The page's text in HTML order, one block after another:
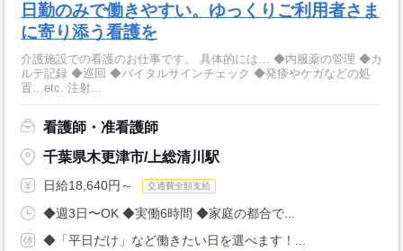
日勤のみで働きやすい。ゆっくりご利用者さま
に寄り添う看護を
介護施設での看護のお仕事です。 具体的には… ◆内服薬の管理 ◆カ
ルテ記録 ◆巡回 ◆バイタルサインチェック ◆発疹やケガなどの処
置…etc. 注射...
看護師・准看護師
千葉県木更津市/上総清川駅
日給18,640円～ 交通費全額支給
◆週3日〜OK ◆実働6時間 ◆家庭の都合で...
◆「平日だけ」など働きたい日を選べます！...